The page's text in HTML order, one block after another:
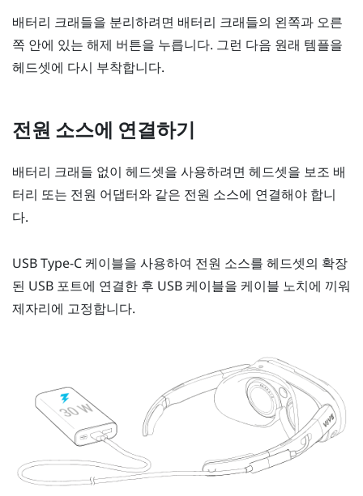
배터리 크래들을 분리하려면 배터리 크래들의 왼쪽과 오른
쪽 안에 있는 해제 버튼을 누릅니다. 그런 다음 원래 템플을
헤드셋에 다시 부착합니다.
전원 소스에 연결하기
배터리 크래들 없이 헤드셋을 사용하려면 헤드셋을 보조 배
터리 또는 전원 어댑터와 같은 전원 소스에 연결해야 합니
다.
USB Type-C 케이블을 사용하여 전원 소스를 헤드셋의 확장
된 USB 포트에 연결한 후 USB 케이블을 케이블 노치에 끼워
제자리에 고정합니다.